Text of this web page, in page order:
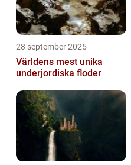
28 september 2025
Världens mest unika
underjordiska floder